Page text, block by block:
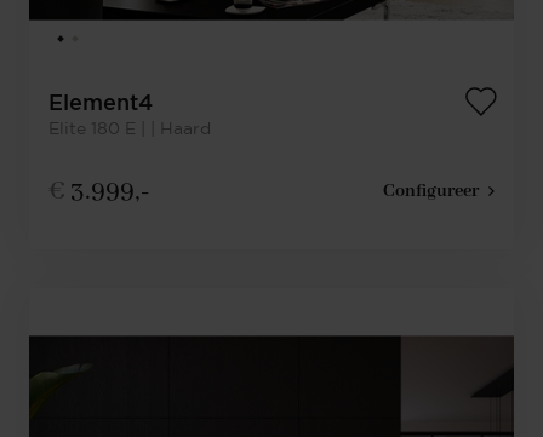
Element4
Elite 180 E | | Haard
€ 3.999,- Configureer